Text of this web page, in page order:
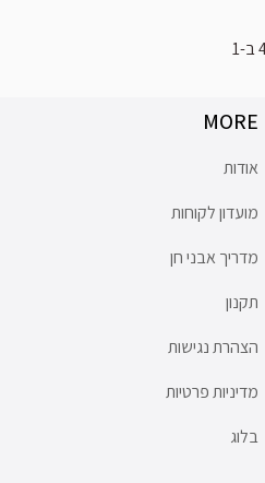
MORE
אודות
מועדון לקוחות
מדריך אבני חן
תקנון
הצהרת נגישות
מדיניות פרטיות
בלוג